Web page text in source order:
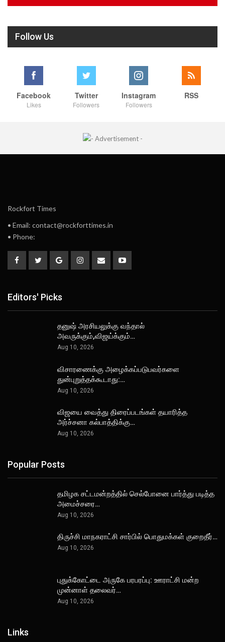
Follow Us
Facebook
Likes
Twitter
Followers
Instagram
Followers
RSS
Rockfort Times
• Email: contact@rockforttimes.in
• Phone:
Editors' Picks
தனுஷ் அரசியலுக்கு வந்தால்
அவருக்கும்,விஜய்க்கும்…
Aug 10, 2026
விசாரணைக்கு அழைக்கப்படுபவர்களை
துன்புறுத்தக்கூடாது:…
Aug 10, 2026
விஜயை வைத்து திரைப்படங்கள் தயாரித்த
அர்ச்சனா கல்பாத்திக்கு…
Aug 10, 2026
Popular Posts
தமிழக சட்டமன்றத்தில் செல்போனை பார்த்து படித்த
அமைச்சரை…
Aug 10, 2026
திருச்சி மாநகராட்சி சார்பில் பொதுமக்கள் குறைதீர்…
Aug 10, 2026
புதுக்கோட்டை அருகே பரபரப்பு: ஊராட்சி மன்ற
முன்னாள் தலைவர்…
Aug 10, 2026
Links